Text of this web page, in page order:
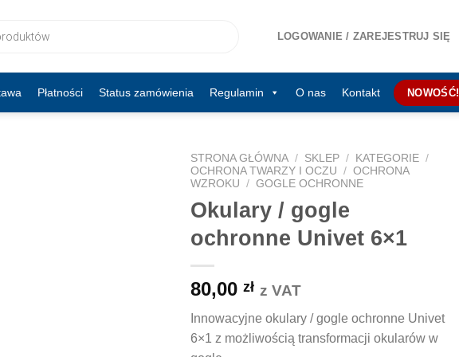
LOGOWANIE / ZAREJESTRUJ SIĘ
Płatności Status zamówienia Regulamin O nas Kontakt NOWOŚĆ!
STRONA GŁÓWNA / SKLEP / KATEGORIE /
OCHRONA TWARZY I OCZU
/ OCHRONA
WZROKU
/ GOGLE OCHRONNE
Okulary / gogle
ochronne Univet 6×1
80,00 zł z VAT
Innowacyjne okulary / gogle ochronne Univet
6×1 z możliwością transformacji okularów w